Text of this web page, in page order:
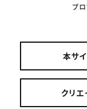
プ
本サ
クリ